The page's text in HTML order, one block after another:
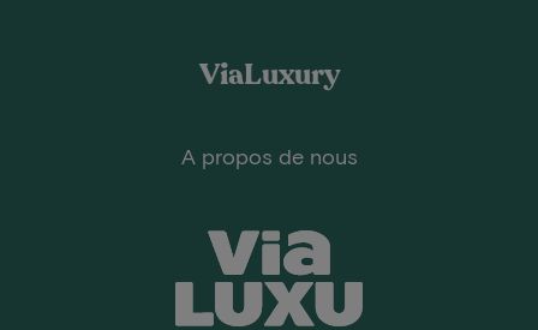
ViaLuxury
A propos de nous